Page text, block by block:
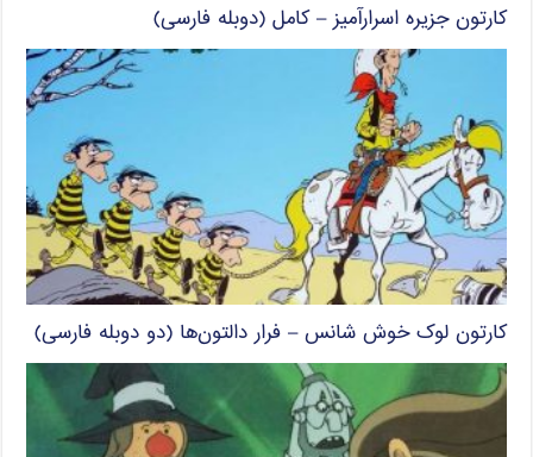
کارتون جزیره اسرارآمیز – کامل (دوبله فارسی)
کارتون لوک خوش شانس – فرار دالتون‌ها (دو دوبله فارسی)